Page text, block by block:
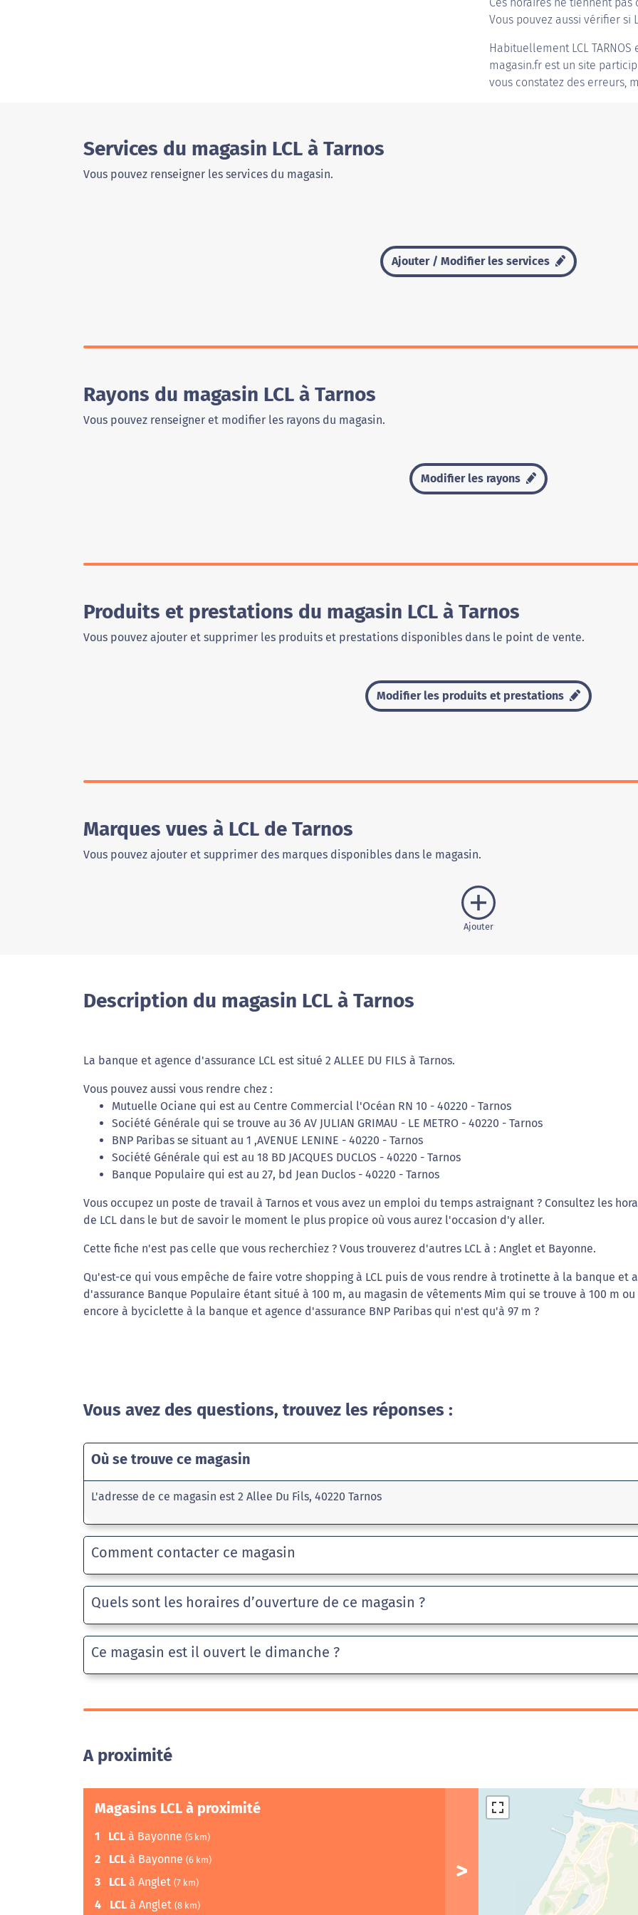
Vous pouvez aussi vérifier si
Habituellement LCL TARNOS
magasin.fr est un site
vous constatez des erreurs,
Services du magasin LCL à Tarnos
Vous pouvez renseigner les services du magasin.
Ajouter / Modifier les services
Rayons du magasin LCL à Tarnos
Vous pouvez renseigner et modifier les rayons du magasin.
Modifier les rayons
Produits et prestations du magasin LCL à Tarnos
Vous pouvez ajouter et supprimer les produits et prestations disponibles dans le point de vente.
Modifier les produits et prestations
Marques vues à LCL de Tarnos
Vous pouvez ajouter et supprimer des marques disponibles dans le magasin.
Ajouter
Description du magasin LCL à Tarnos
La banque et agence d'assurance LCL est situé 2 ALLEE DU FILS à Tarnos.
Vous pouvez aussi vous rendre chez :
Mutuelle Ociane qui est au Centre Commercial l'Océan RN 10 - 40220 - Tarnos
Société Générale qui se trouve au 36 AV JULIAN GRIMAU - LE METRO - 40220 - Tarnos
BNP Paribas se situant au 1 ,AVENUE LENINE - 40220 - Tarnos
Société Générale qui est au 18 BD JACQUES DUCLOS - 40220 - Tarnos
Banque Populaire qui est au 27, bd Jean Duclos - 40220 - Tarnos
Vous occupez un poste de travail à Tarnos et vous avez un emploi du temps astraignant ? Consultez les
de LCL dans le but de savoir le moment le plus propice où vous aurez l'occasion d'y aller.
Cette fiche n'est pas celle que vous recherchiez ? Vous trouverez d'autres LCL à : Anglet et Bayonne.
Qu'est-ce qui vous empêche de faire votre shopping à LCL puis de vous rendre à trotinette à la banque et
d'assurance Banque Populaire étant situé à 100 m, au magasin de vêtements Mim qui se trouve à 100 m ou
encore à byciclette à la banque et agence d'assurance BNP Paribas qui n'est qu'à 97 m ?
Vous avez des questions, trouvez les réponses :
Où se trouve ce magasin
L'adresse de ce magasin est 2 Allee Du Fils, 40220 Tarnos
Comment contacter ce magasin
Quels sont les horaires d’ouverture de ce magasin ?
Ce magasin est il ouvert le dimanche ?
A proximité
Magasins LCL à proximité
1 LCL à Bayonne (5 km)
2 LCL à Bayonne (6 km)
3 LCL à Anglet (7 km)
4 LCL à Anglet (8 km)